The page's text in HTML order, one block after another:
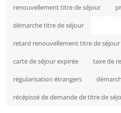
renouvellement titre de séjour
démarche titre de séjour
retard renouvellement titre de séjour
carte de séjour expirée taxe de
régularisation étrangers
récépissé de demande de titre de